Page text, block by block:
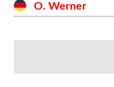
O. Werner